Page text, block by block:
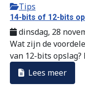
Tips
14-bits of 12-bits
dinsdag, 28
Wat zijn de
van 12-bits opslag?
Lees meer